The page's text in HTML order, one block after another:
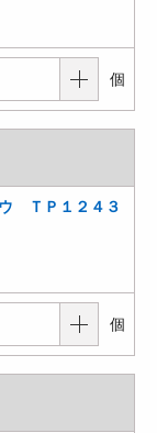
個
ＴＰ１２４３
個